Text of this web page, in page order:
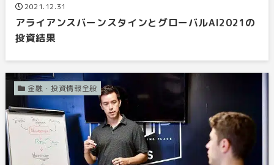
2021.12.31
アライアンスバーンスタインとグローバルAI2021の
投資結果
金融・投資情報全般